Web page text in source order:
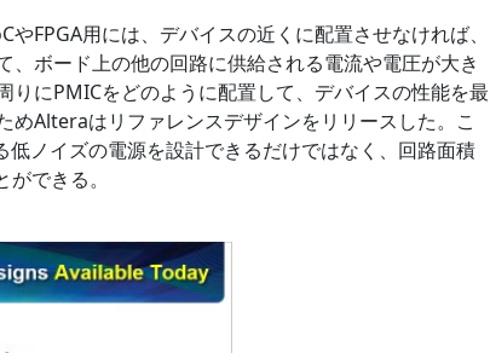
FPGA用には、デバイスの近くに配置させなければ、
ボード上の他の回路に供給される電流や電圧が大き
りにPMICをどのように配置して、デバイスの性能を最
めAlteraはリファレンスデザインをリリースした。こ
低ノイズの電源を設計できるだけではなく、回路面積
できる。